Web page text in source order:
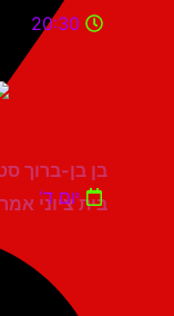
בית ציוני אמריקה
20:30
בן בן-ברוך סטנדאפ
יום ד'